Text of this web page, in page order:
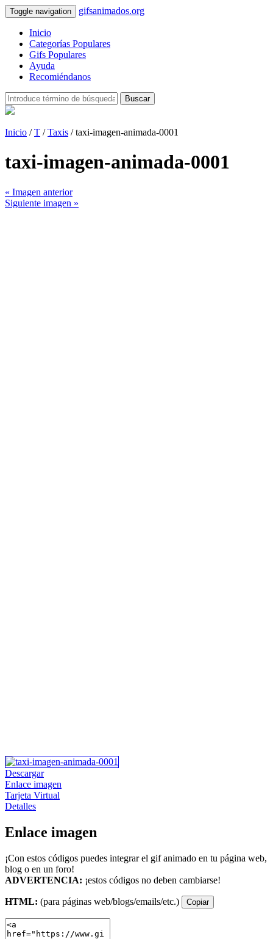
Toggle navigation gifsanimados.org
Inicio
Categorías Populares
Gifs Populares
Ayuda
Recomiéndanos
Buscar
Inicio /T /Taxis / taxi-imagen-animada-0001
taxi-imagen-animada-0001
« Imagen anterior
Siguiente imagen »
Descargar
Enlace imagen
Tarjeta Virtual
Detalles
Enlace imagen
¡Con estos códigos puedes integrar el gif animado en tu página web,
blog o en un foro!
ADVERTENCIA: ¡estos códigos no deben cambiarse!
HTML: (para páginas web/blogs/emails/etc.) Copiar